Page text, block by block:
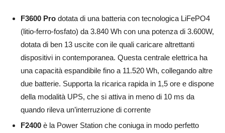
F3600 Pro dotata di una batteria con tecnologica LiFePO4
(litio-ferro-fosfato) da 3.840 Wh con una potenza di 3.600W,
dotata di ben 13 uscite con ile quali caricare altrettanti
dispositivi in contemporanea. Questa centrale elettrica ha
una capacità espandibile fino a 11.520 Wh, collegando altre
due batterie. Supporta la ricarica rapida in 1,5 ore e dispone
della modalità UPS, che si attiva in meno di 10 ms da
quando rileva un’interruzione di corrente
F2400 è la Power Station che coniuga in modo perfetto